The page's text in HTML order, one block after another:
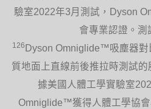
驗室2022年3月測試，Dyson
會專業認證。測
126 Dyson Omniglide™吸塵器
質地面上直線前後推拉時測試
據美國人體工學實驗室
Omniglide™獲得人體工學協會